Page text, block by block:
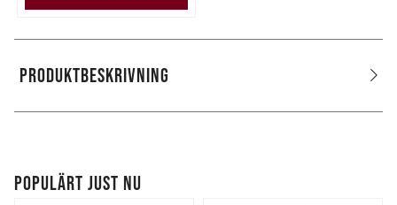
samlat in när du har använt deras tjänster.
PRODUKTBESKRIVNING
POPULÄRT JUST NU